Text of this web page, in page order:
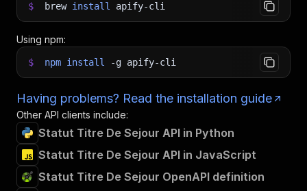
$ brew install apify-cli
Using npm:
$ npm install -g apify-cli
Having problems? Read the installation guide
Other API clients include:
Statut Titre De Sejour API in Python
Statut Titre De Sejour API in JavaScript
Statut Titre De Sejour OpenAPI definition